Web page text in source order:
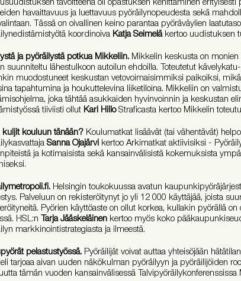
havaittavuus ja luettavuus pyöräilynopeudesta sekä
Tässä on oivallinen keino parantaa pyöräväylien
koordinoiva Katja Seimelä kertoo uudistuksen
ja pyöräilystä potkua Mikkeliin. Mikkelin keskusta on
suunniteltu lähestulkoon autoilun ehdoilla. Toteutetut
muodostuneet keskustan vetovoimaisimmiksi paikoiksi,
tapahtumina ja houkuttelevina liiketiloina. Mikkeliin on
joka tähtää asukkaiden hyvinvoinnin ja keskustan
tiiviisti ollut Kari HilloStraficasta kertoo Mikkelin
kuljit kouluun tänään? Koulumatkat lisäävät (tai vähentävät)
Sanna Ojajärvi kertoo Arkimatkat aktiivisiksi -
ja kotimaisista sekä kansainvälisistä kokemuksista
Helsingin toukokuussa avatun
Palveluun on rekisteröitynyt jo yli 12 000 käyttäjää, joista
Pyörien käyttöaste on ollut korkea, kullakin pyörällä
HSL:n Tarja Jääskeläinen kertoo myös koko
markkinointistrategiasta ja ilmeestä.
pelastustyössä. Pyöräilijät voivat auttaa yhteisöjään
tarjoaa aivan uuden näkökulman pyöräilyyn ja pyöräilijöiden
tämän vuoden kansainvälisessä Talvipyöräilykonferenssissa